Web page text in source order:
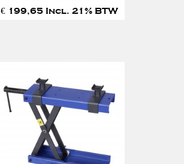
€ 199,65 Incl. 21% BTW